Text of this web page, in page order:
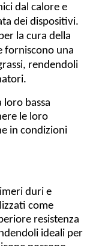
dal calore e
dei dispositivi.
la cura della
forniscono una
rendendoli
loro bassa
le loro
in condizioni
duri e
come
resistenza
ideali per